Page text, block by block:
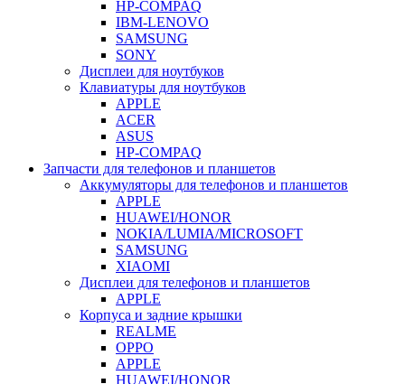
HP-COMPAQ
IBM-LENOVO
SAMSUNG
SONY
Дисплеи для ноутбуков
Клавиатуры для ноутбуков
APPLE
ACER
ASUS
HP-COMPAQ
Запчасти для телефонов и планшетов
Аккумуляторы для телефонов и планшетов
APPLE
HUAWEI/HONOR
NOKIA/LUMIA/MICROSOFT
SAMSUNG
XIAOMI
Дисплеи для телефонов и планшетов
APPLE
Корпуса и задние крышки
REALME
OPPO
APPLE
HUAWEI/HONOR